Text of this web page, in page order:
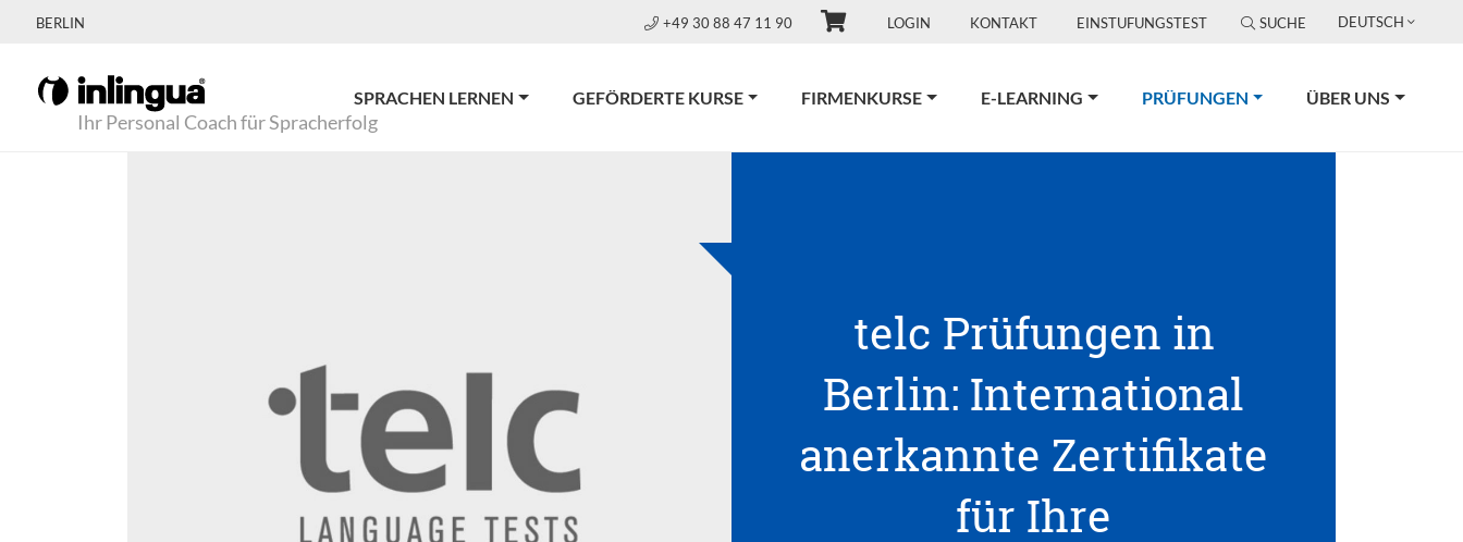
BERLIN +49 30 88 47 11 90 LOGIN KONTAKT EINSTUFUNGSTEST SUCHE DEUTSCH
Ihr Personal Coach für Spracherfolg
SPRACHEN LERNEN GEFÖRDERTE KURSE FIRMENKURSE E-LEARNING PRÜFUNGEN(CURRENT)ÜBER UNS
telc Prüfungen in
Berlin: International
anerkannte Zertifikate
für Ihre